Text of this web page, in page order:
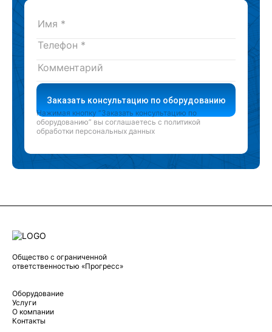
Заказать консультацию по оборудованию
Нажимая кнопку “Заказать консультацию по
оборудованию” вы соглашаетесь с политикой
обработки персональных данных
Общество с ограниченной
ответственностью «Прогресс»
Оборудование
Услуги
О компании
Контакты